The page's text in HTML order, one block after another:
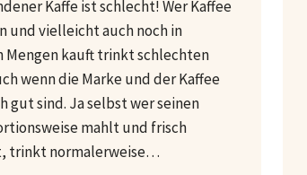
Kaffe ist schlecht! Wer Kaffee
und vielleicht auch noch in
Mengen kauft trinkt schlechten
wenn die Marke und der Kaffee
gut sind. Ja selbst wer seinen
mahlt und frisch
trinkt normalerweise…